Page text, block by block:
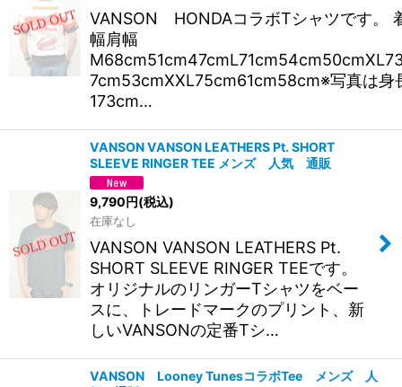
VANSON HONDAコラボTシャツです。
幅肩幅
7cm53cmXXL75cm61cm58cm※写真は身
173cm…
VANSON VANSON LEATHERS Pt. SHORT
SLEEVE RINGER TEE メンズ 人気 通販
9,790円(税込)
在庫なし
VANSON VANSON LEATHERS Pt.
SHORT SLEEVE RINGER TEEです。
オリジナルのリンガーTシャツをベー
スに、トレードマークのプリント、新
しいVANSONの定番Tシ…
VANSON Looney TunesコラボTee メンズ 人